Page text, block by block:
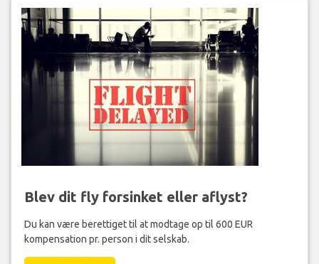
Blev dit fly forsinket eller aflyst?
Du kan være berettiget til at modtage op til 600 EUR
kompensation pr. person i dit selskab.